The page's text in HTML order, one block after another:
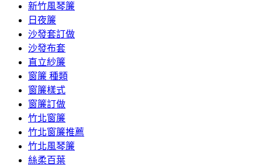
新竹風琴簾
日夜簾
沙發套訂做
沙發布套
直立紗簾
窗簾 種類
窗簾樣式
窗簾訂做
竹北窗簾
竹北窗簾推薦
竹北風琴簾
絲柔百葉